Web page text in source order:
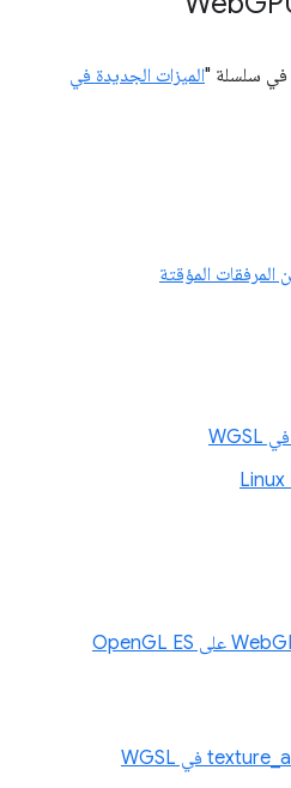
في سلسلة "الميزات الجديدة في
المؤقتة
إتاحة وضع التوافق مع WebGPU على OpenGL ES